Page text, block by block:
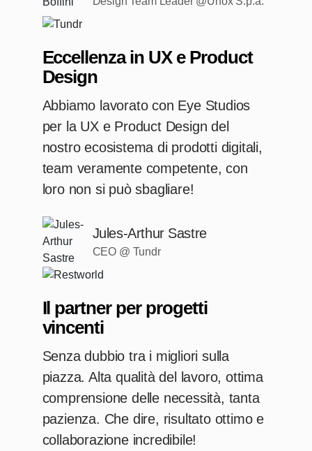
Eccellenza in UX e Product
Design
Abbiamo lavorato con Eye Studios
per la UX e Product Design del
nostro ecosistema di prodotti digitali,
team veramente competente, con
loro non si può sbagliare!
Jules-Arthur Sastre
CEO @ Tundr
Il partner per progetti
vincenti
Senza dubbio tra i migliori sulla
piazza. Alta qualità del lavoro, ottima
comprensione delle necessità, tanta
pazienza. Che dire, risultato ottimo e
collaborazione incredibile!